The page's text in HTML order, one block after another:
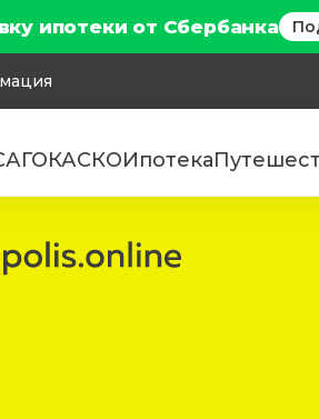
ипотеки от Сбербанка
КАСКОИпотека